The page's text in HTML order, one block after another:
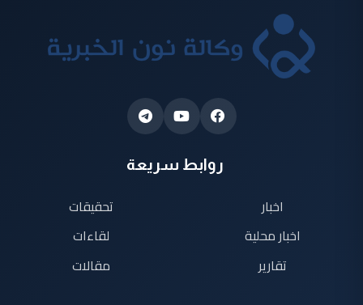
روابط سريعة
اخبار
اخبار محلية
تقارير
تحقيقات
لقاءات
مقالات